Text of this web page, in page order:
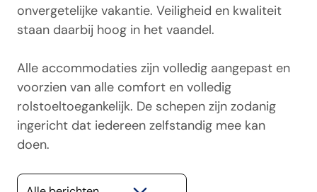
onvergetelijke vakantie. Veiligheid en kwaliteit
staan daarbij hoog in het vaandel.
Alle accommodaties zijn volledig aangepast en
voorzien van alle comfort en volledig
rolstoeltoegankelijk. De schepen zijn zodanig
ingericht dat iedereen zelfstandig mee kan
doen.
Selecteer een categorie